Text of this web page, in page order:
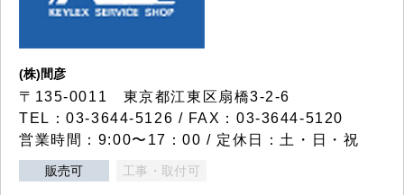
(株)間彦
〒135-0011 東京都江東区扇橋3-2-6
TEL：03-3644-5126 / FAX：03-3644-5120
営業時間：9:00〜17：00 / 定休日：土・日・祝
販売可 工事・取付可